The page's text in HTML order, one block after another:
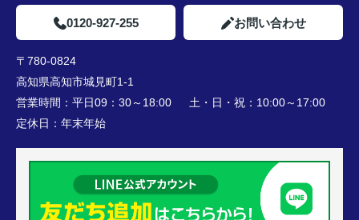
0120-927-255 お問い合わせ
〒780-0824
高知県高知市城見町1-1
営業時間： 平日09：30～18:00 土・日・祝：10:00～17:00
定休日： 年末年始